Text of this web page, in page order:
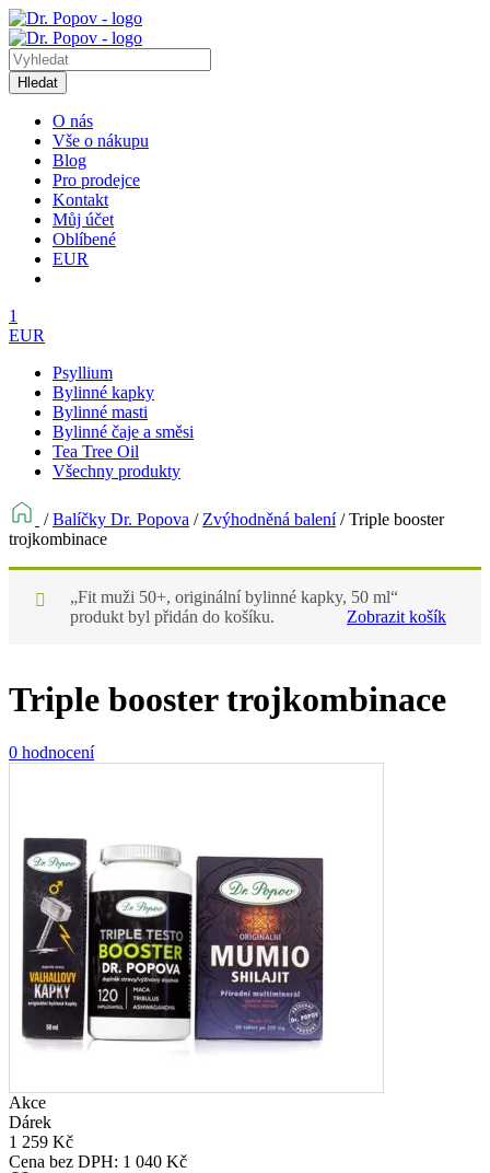
Hledat
O nás
Vše o nákupu
Blog
Pro prodejce
Kontakt
Můj účet
Oblíbené
EUR
1
EUR
Psyllium
Bylinné kapky
Bylinné masti
Bylinné čaje a směsi
Tea Tree Oil
Všechny produkty
/Balíčky Dr. Popova / Zvýhodněná balení/Triple booster
trojkombinace
„Fit muži 50+, originální bylinné kapky, 50 ml“
produkt byl přidán do košíku.
Zobrazit košík
Triple booster trojkombinace
0 hodnocení
Akce
Dárek
1 259 Kč
Cena bez DPH: 1 040 Kč